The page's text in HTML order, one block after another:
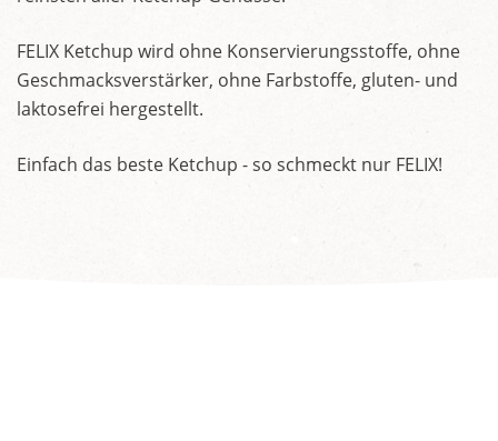
FELIX Ketchup wird ohne Konservierungsstoffe, ohne
Geschmacksverstärker, ohne Farbstoffe, gluten- und
laktosefrei hergestellt.
Einfach das beste Ketchup - so schmeckt nur FELIX!